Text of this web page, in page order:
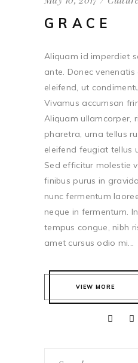
GRACE
Aliquam id imperdiet
ante. Donec
eleifend, ut
Vivamus accumsan
Aliquam ullamcorper,
pharetra, urna tellus
eleifend feugiat tellus
Sed efficitur molestie
finibus purus in
nunc fermentum
neque in fermentum.
tempus congue, nibh
amet cursus odio mi...
VIEW MORE